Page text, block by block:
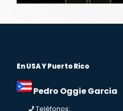
En USA Y Puerto Rico
Pedro Oggie Garcia
Teléfonos: